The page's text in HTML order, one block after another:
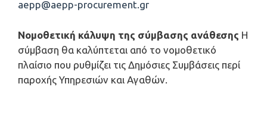
aepp@aepp-procurement.gr
Νομοθετική κάλυψη της σύμβασης ανάθεσης Η
σύμβαση θα καλύπτεται από το νομοθετικό
πλαίσιο που ρυθμίζει τις Δημόσιες Συμβάσεις περί
παροχής Υπηρεσιών και Αγαθών.